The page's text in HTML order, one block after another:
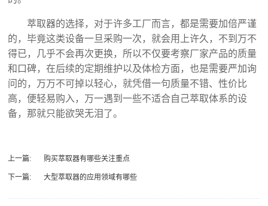
萃取器的选择，对于许多工厂而言，都是需要加倍严谨
的，毕竟这类设备一旦采购一次，就会用上许久，不到万不
得已，几乎不会再次更换，所以不仅要考察厂家产品的质量
和口碑，在后续的定期维护以及体检方面，也是需要严加询
问的，万万不可掉以轻心，就凭借一句质量不错、性价比
高，便轻易购入，万一遇到一些不适合自己萃取体系的设
备，那就只能欲哭无泪了。
上一篇: 购买萃取器有哪些关注重点
下一篇: 大型萃取器的应用领域有哪些